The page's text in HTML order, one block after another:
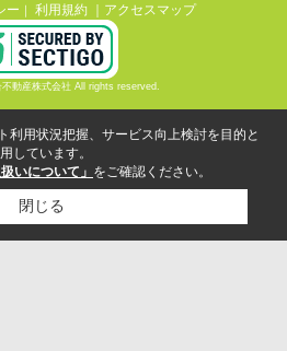
ー ｜ 利用規約 ｜アクセスマップ
動産株式会社 All rights reserved.
利用状況把握、サービス向上検討を目的と
しています。
いについて」 をご確認ください。
閉じる